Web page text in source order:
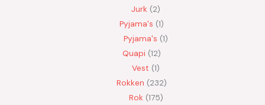
Jurk 2
Pyjama's 1
Pyjama's 1
Quapi 12
Vest 1
Rokken 232
Rok 175